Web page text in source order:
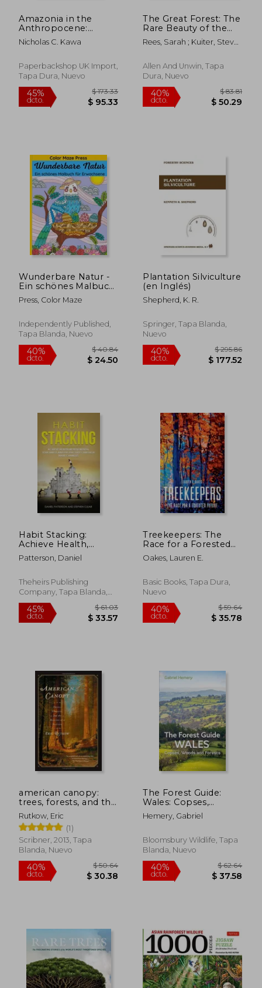
Amazonia in the
Anthropocene:
People, Soils, Plants,
Forests
Nicholas C. Kawa
Paperbackshop UK Import,
Tapa Dura, Nuevo
45%
dcto.
$ 173.33
$ 95.33
The Great Forest: The
Rare Beauty of the
Victorian Central
Highlands (en Inglés)
Rees, Sarah ; Kuiter, Steve ;
Allen And Unwin, Tapa
Dura, Nuevo
40%
Wunderbare Natur -
Ein schönes Malbuch
für Erwachsene: 65
einzigartige Bilder
Haustieren, Vögeln,
Fischen, Reptilien
Alemán)
Press, Color Maze
Independently Published,
Tapa Blanda, Nuevo
40%
Plantation Silviculture
(en Inglés)
Shepherd, K. R.
Springer, Tapa Blanda,
Nuevo
40%
Habit Stacking:
Achieve Health,
Wealth, Mental
Toughness, and
Habit Changes (en
Inglés)
Patterson, Daniel
Theheirs Publishing
Company, Tapa Blanda,
Nuevo
45%
dcto.
$ 61.03
Treekeepers: The
Race for a Forested
Future (en Inglés)
Oakes, Lauren E.
Basic Books, Tapa Dura,
Nuevo
40%
dcto.
american canopy:
trees, forests, and the
making of a nation
(en Inglés)
Rutkow, Eric
(1)
Scribner, 2013, Tapa
Blanda, Nuevo
The Forest Guide:
Wales: Copses,
Woods and Forests of
Wales (en Inglés)
Hemery, Gabriel
Bloomsbury Wildlife, Tapa
Blanda, Nuevo